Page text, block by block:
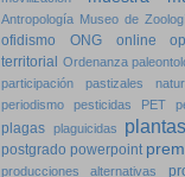
Antropología Museo de
ofidismo ONG online
territorial Ordenanza
participación
pastizales
periodismo pesticidas PET
plagas plaguicidas plantas
postgrado powerpoint
producciones alternativas